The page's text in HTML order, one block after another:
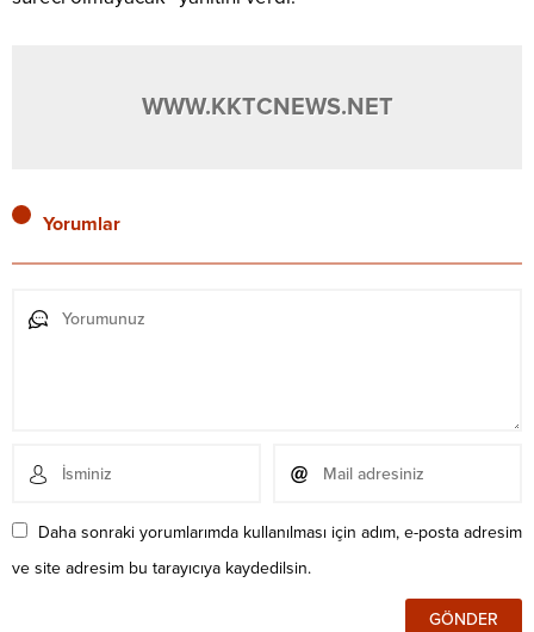
WWW.KKTCNEWS.NET
Yorumlar
Daha sonraki yorumlarımda kullanılması için adım, e-posta adresim
ve site adresim bu tarayıcıya kaydedilsin.